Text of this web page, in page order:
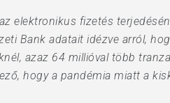
elektronikus fizetés
Bank adatait idézve arról,
azaz 64 millióval több
hogy a pandémia miatt a